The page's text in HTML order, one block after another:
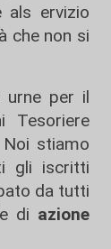
als ervizio
che non si
urne per il
Tesoriere
stiamo
gli iscritti
da tutti
di azione